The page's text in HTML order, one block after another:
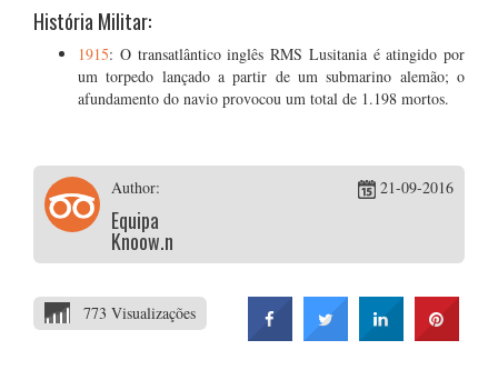
História Militar:
1915: O transatlântico inglês RMS Lusitania é atingido por
um torpedo lançado a partir de um submarino alemão; o
afundamento do navio provocou um total de 1.198 mortos.
Author:
Equipa
Knoow.net
21-09-2016
773 Visualizações